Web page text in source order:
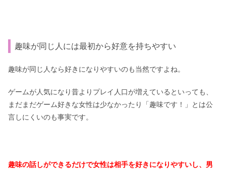
趣味が同じ人には最初から好意を持ちやすい
趣味が同じ人なら好きになりやすいのも当然ですよね。
ゲームが人気になり昔よりプレイ人口が増えているといっても、
まだまだゲーム好きな女性は少なかったり「趣味です！」とは公
言しにくいのも事実です。
趣味の話しができるだけで女性は相手を好きになりやすいし、男